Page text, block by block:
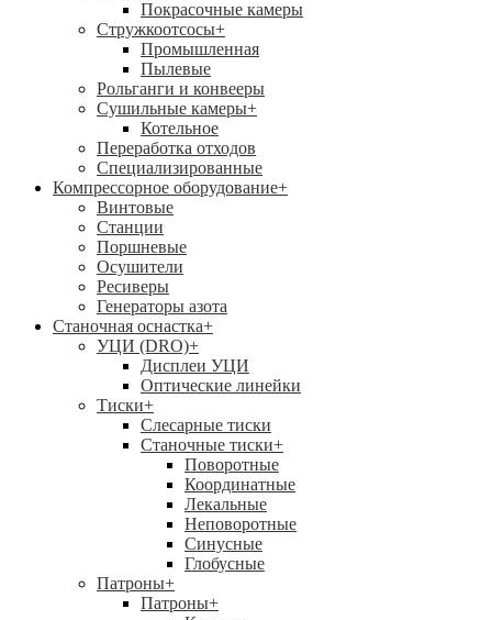
Покрасочные камеры
Стружкоотсосы+
Промышленная
Пылевые
Рольганги и конвееры
Сушильные камеры+
Котельное
Переработка отходов
Специализированные
Компрессорное оборудование+
Винтовые
Станции
Поршневые
Осушители
Ресиверы
Генераторы азота
Станочная оснастка+
УЦИ (DRO)+
Дисплеи УЦИ
Оптические линейки
Тиски+
Слесарные тиски
Станочные тиски+
Поворотные
Координатные
Лекальные
Неповоротные
Синусные
Глобусные
Патроны+
Патроны+